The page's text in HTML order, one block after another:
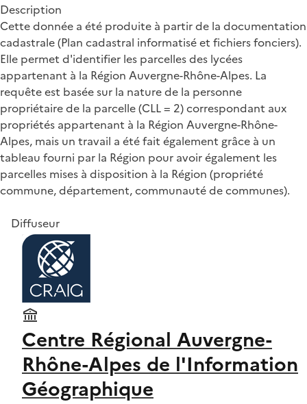
Description
Cette donnée a été produite à partir de la documentation
cadastrale (Plan cadastral informatisé et fichiers fonciers).
Elle permet d'identifier les parcelles des lycées
appartenant à la Région Auvergne-Rhône-Alpes. La
requête est basée sur la nature de la personne
propriétaire de la parcelle (CLL = 2) correspondant aux
propriétés appartenant à la Région Auvergne-Rhône-
Alpes, mais un travail a été fait également grâce à un
tableau fourni par la Région pour avoir également les
parcelles mises à disposition à la Région (propriété
commune, département, communauté de communes).
Diffuseur
Centre Régional Auvergne-
Rhône-Alpes de l'Information
Géographique